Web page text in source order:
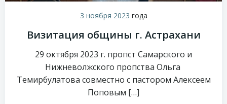
3 ноября 2023 года
Визитация общины г. Астрахани
29 октября 2023 г. пропст Самарского и
Нижневолжского пропства Ольга
Темирбулатова совместно с пастором Алексеем
Поповым […]